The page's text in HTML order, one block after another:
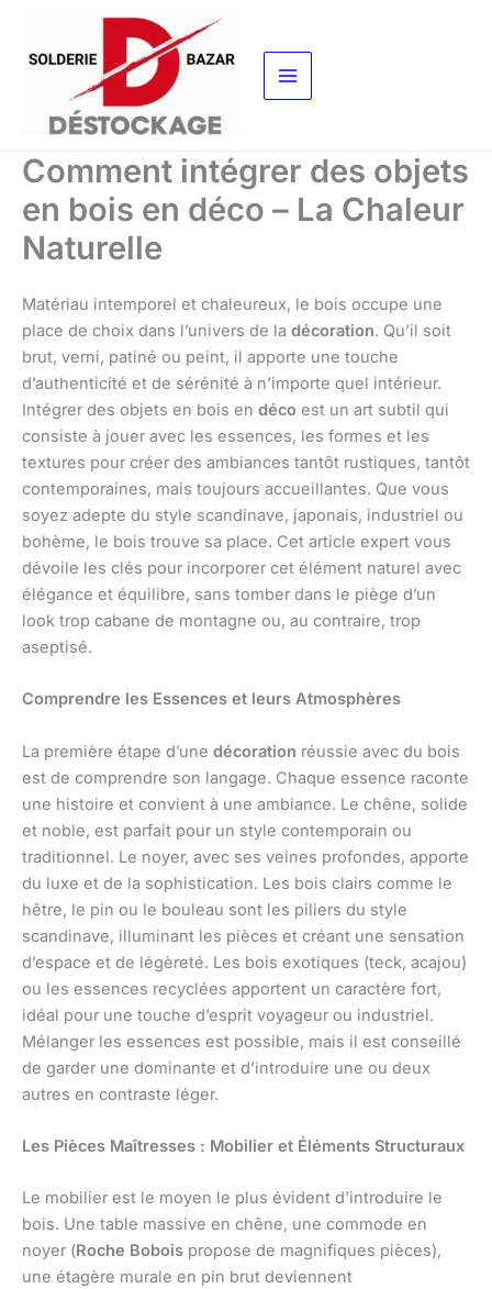
contenu
Comment intégrer des objets
en bois en déco – La Chaleur
Naturelle
Matériau intemporel et chaleureux, le bois occupe une
place de choix dans l’univers de la décoration. Qu’il soit
brut, verni, patiné ou peint, il apporte une touche
d’authenticité et de sérénité à n’importe quel intérieur.
Intégrer des objets en bois en déco est un art subtil qui
consiste à jouer avec les essences, les formes et les
textures pour créer des ambiances tantôt rustiques, tantôt
contemporaines, mais toujours accueillantes. Que vous
soyez adepte du style scandinave, japonais, industriel ou
bohème, le bois trouve sa place. Cet article expert vous
dévoile les clés pour incorporer cet élément naturel avec
élégance et équilibre, sans tomber dans le piège d’un
look trop cabane de montagne ou, au contraire, trop
aseptisé.
Comprendre les Essences et leurs Atmosphères
La première étape d’une décoration réussie avec du bois
est de comprendre son langage. Chaque essence raconte
une histoire et convient à une ambiance. Le chêne, solide
et noble, est parfait pour un style contemporain ou
traditionnel. Le noyer, avec ses veines profondes, apporte
du luxe et de la sophistication. Les bois clairs comme le
hêtre, le pin ou le bouleau sont les piliers du style
scandinave, illuminant les pièces et créant une sensation
d’espace et de légèreté. Les bois exotiques (teck, acajou)
ou les essences recyclées apportent un caractère fort,
idéal pour une touche d’esprit voyageur ou industriel.
Mélanger les essences est possible, mais il est conseillé
de garder une dominante et d’introduire une ou deux
autres en contraste léger.
Les Pièces Maîtresses : Mobilier et Éléments Structuraux
Le mobilier est le moyen le plus évident d’introduire le
bois. Une table massive en chêne, une commode en
noyer (Roche Bobois propose de magnifiques pièces),
une étagère murale en pin brut deviennent